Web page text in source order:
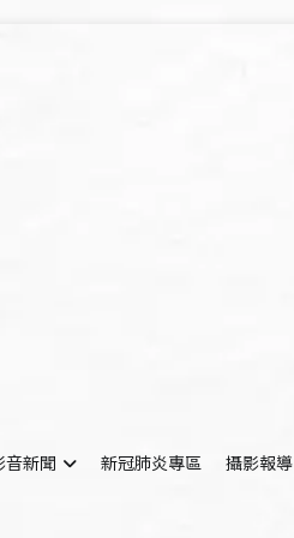
音新聞 新冠肺炎專區 攝影報導